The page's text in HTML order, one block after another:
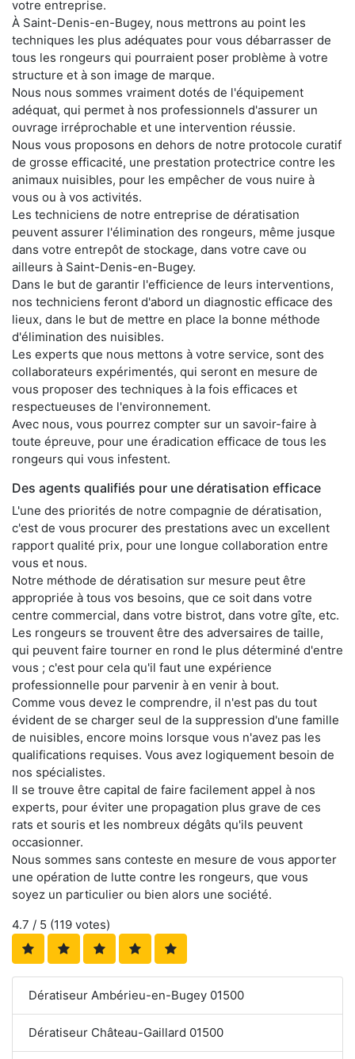
votre entreprise.
À Saint-Denis-en-Bugey, nous mettrons au point les
techniques les plus adéquates pour vous débarrasser de
tous les rongeurs qui pourraient poser problème à votre
structure et à son image de marque.
Nous nous sommes vraiment dotés de l'équipement
adéquat, qui permet à nos professionnels d'assurer un
ouvrage irréprochable et une intervention réussie.
Nous vous proposons en dehors de notre protocole curatif
de grosse efficacité, une prestation protectrice contre les
animaux nuisibles, pour les empêcher de vous nuire à
vous ou à vos activités.
Les techniciens de notre entreprise de dératisation
peuvent assurer l'élimination des rongeurs, même jusque
dans votre entrepôt de stockage, dans votre cave ou
ailleurs à Saint-Denis-en-Bugey.
Dans le but de garantir l'efficience de leurs interventions,
nos techniciens feront d'abord un diagnostic efficace des
lieux, dans le but de mettre en place la bonne méthode
d'élimination des nuisibles.
Les experts que nous mettons à votre service, sont des
collaborateurs expérimentés, qui seront en mesure de
vous proposer des techniques à la fois efficaces et
respectueuses de l'environnement.
Avec nous, vous pourrez compter sur un savoir-faire à
toute épreuve, pour une éradication efficace de tous les
rongeurs qui vous infestent.
Des agents qualifiés pour une dératisation efficace
L'une des priorités de notre compagnie de dératisation,
c'est de vous procurer des prestations avec un excellent
rapport qualité prix, pour une longue collaboration entre
vous et nous.
Notre méthode de dératisation sur mesure peut être
appropriée à tous vos besoins, que ce soit dans votre
centre commercial, dans votre bistrot, dans votre gîte, etc.
Les rongeurs se trouvent être des adversaires de taille,
qui peuvent faire tourner en rond le plus déterminé d'entre
vous ; c'est pour cela qu'il faut une expérience
professionnelle pour parvenir à en venir à bout.
Comme vous devez le comprendre, il n'est pas du tout
évident de se charger seul de la suppression d'une famille
de nuisibles, encore moins lorsque vous n'avez pas les
qualifications requises. Vous avez logiquement besoin de
nos spécialistes.
Il se trouve être capital de faire facilement appel à nos
experts, pour éviter une propagation plus grave de ces
rats et souris et les nombreux dégâts qu'ils peuvent
occasionner.
Nous sommes sans conteste en mesure de vous apporter
une opération de lutte contre les rongeurs, que vous
soyez un particulier ou bien alors une société.
4.7 / 5 (119 votes)
Dératiseur Ambérieu-en-Bugey 01500
Dératiseur Château-Gaillard 01500